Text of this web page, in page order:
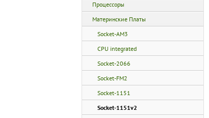
Процессоры
Материнские Платы
Socket-AM3
CPU integrated
Socket-2066
Socket-FM2
Socket-1151
Socket-1151v2